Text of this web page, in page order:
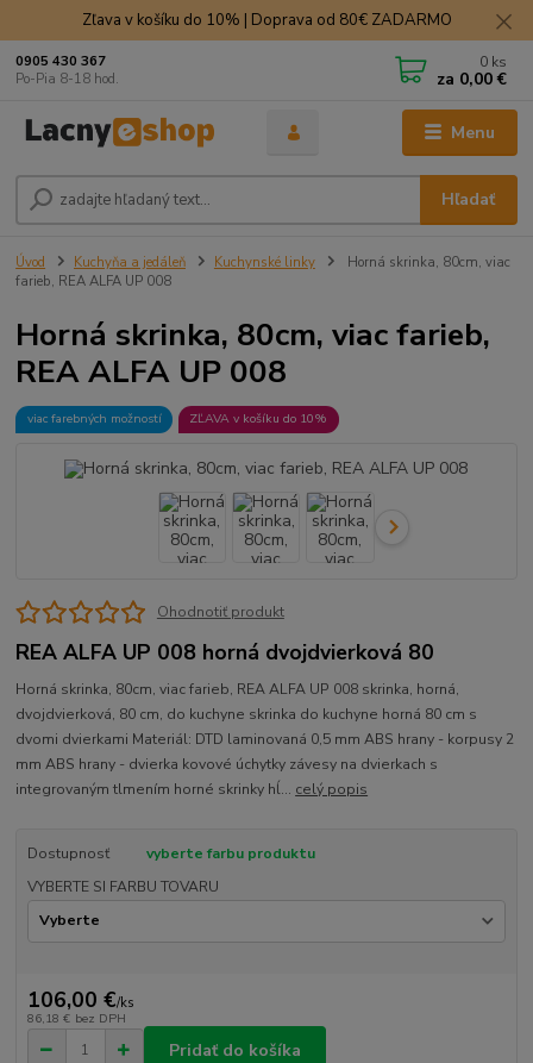
Zľava v košíku do 10% | Doprava od 80€ ZADARMO
Menu
Hľadať
0905 430 367
Po-Pia 8-18 hod.
0 ks
za 0,00 €
Úvod Kuchyňa a jedáleň Kuchynské linky
Horná skrinka, 80cm, viac
farieb, REA ALFA UP 008
Horná skrinka, 80cm, viac farieb,
REA ALFA UP 008
viac farebných možností ZĽAVA v košíku do 10%
Ohodnotiť produkt
REA ALFA UP 008 horná dvojdvierková 80
Horná skrinka, 80cm, viac farieb, REA ALFA UP 008 skrinka, horná,
dvojdvierková, 80 cm, do kuchyne skrinka do kuchyne horná 80 cm s
dvomi dvierkami Materiál: DTD laminovaná 0,5 mm ABS hrany - korpusy 2
mm ABS hrany - dvierka kovové úchytky závesy na dvierkach s
integrovaným tlmením horné skrinky hĺ... celý popis
Dostupnosť
vyberte farbu produktu
VYBERTE SI FARBU TOVARU
106,00 €/ks
86,18 € bez DPH
Pridať do košíka